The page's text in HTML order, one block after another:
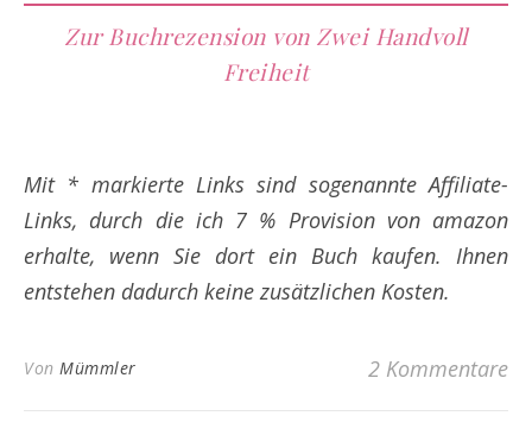
Zur Buchrezension von Zwei Handvoll
Freiheit
Mit * markierte Links sind sogenannte Affiliate-
Links, durch die ich 7 % Provision von amazon
erhalte, wenn Sie dort ein Buch kaufen. Ihnen
entstehen dadurch keine zusätzlichen Kosten.
Von Mümmler 2 Kommentare